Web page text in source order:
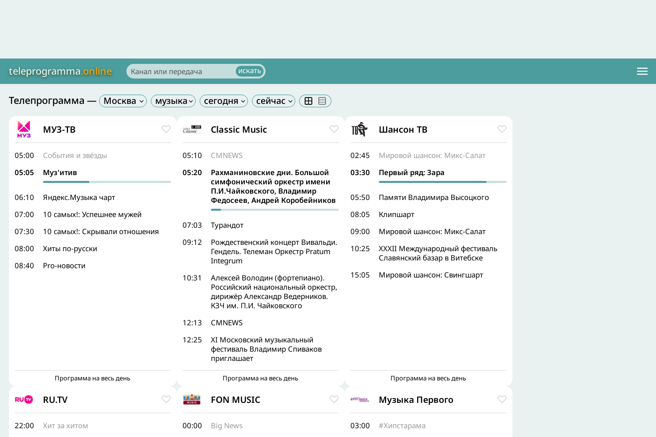
teleprogramma.online
Телепрограмма — Москва
МУЗ-ТВ
05:00
События и звёзды
05:05
Муз'итив
06:10
Яндекс.Музыка чарт
07:00
10 самых!: Успешнее мужей
07:30
10 самых!: Скрывали отношения
08:00
Хиты по-русски
08:40
Pro-новости
Программа на весь день
Classic Music
05:10
СМNEWS
05:20
Рахманиновские дни. Большой
симфонический оркестр имени
П.И.Чайковского, Владимир
Федосеев, Андрей Коробейников
07:03
Турандот
09:12
Рождественский концерт Вивальди.
Гендель. Телеман Оркестр Pratum
Integrum
10:31
Алексей Володин (фортепиано).
Российский национальный оркестр,
дирижёр Александр Ведерников.
КЗЧ им. П.И. Чайковского
12:13
СМNEWS
12:25
XI Московский музыкальный
фестиваль Владимир Спиваков
приглашает
Программа на весь день
Шансон ТВ
02:45
Мировой шансон: Микс-Салат
03:30
Первый ряд: Зара
05:50
Памяти Владимира Высоцкого
08:05
Клипшарт
09:00
Мировой шансон: Микс-Салат
10:25
XXXII Международный фестиваль
Славянский базар в Витебске
15:05
Мировой шансон: Свингшарт
Программа на весь день
RU.TV
22:00
Хит за хитом
FON MUSIC
00:00
Big News
Музыка Первого
03:00
#Хипстарама